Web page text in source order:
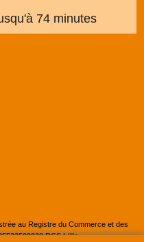
74 minutes
au Registre du Commerce et des
RCS Lille.